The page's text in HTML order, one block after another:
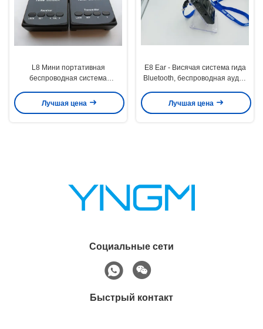
L8 Мини портативная
беспроводная система
приемник для выставки
Лучшая цена
E8 Ear - Висячая система гида
Bluetooth, беспроводная аудио
Лучшая цена
Социальные сети
Быстрый контакт